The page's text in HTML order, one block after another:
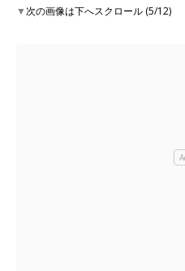
▼次の画像は下へスクロール (5/12)